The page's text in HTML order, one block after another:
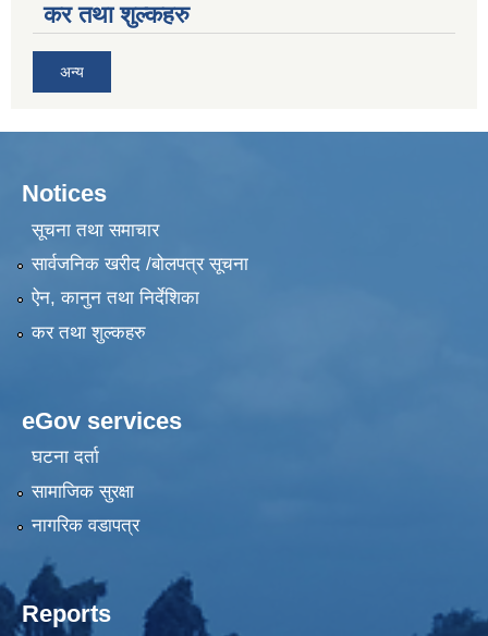
कर तथा शुल्कहरु
अन्य
Notices
सूचना तथा समाचार
सार्वजनिक खरीद /बोलपत्र सूचना
ऐन, कानुन तथा निर्देशिका
कर तथा शुल्कहरु
eGov services
घटना दर्ता
सामाजिक सुरक्षा
नागरिक वडापत्र
Reports